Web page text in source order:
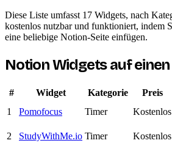
Diese Liste umfasst 17 Widgets, nach
kostenlos nutzbar und funktioniert, indem
eine beliebige Notion-Seite einfügen.
Notion Widgets auf
# Widget Kategorie Preis
1
Pomofocus Timer Kostenlos
2
StudyWithMe.io Timer Kostenlos